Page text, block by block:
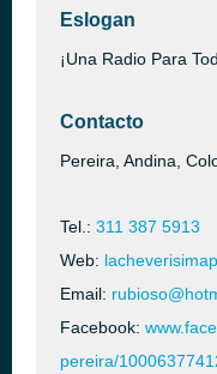
Eslogan
¡Una Radio Para
Contacto
Pereira, Andina,
Tel.: 311 387 5913
Web:
Email:
Facebook:
pereira/